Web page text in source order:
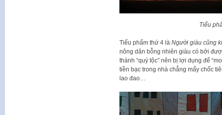
Tiểu
Tiểu phẩm thứ 4 là Người giàu cũng
nông dân bỗng nhiên giàu có bởi
thành “quý tộc” nên bị lợi dụng để
tiền bạc trong nhà chẳng mấy chốc
lao đao…